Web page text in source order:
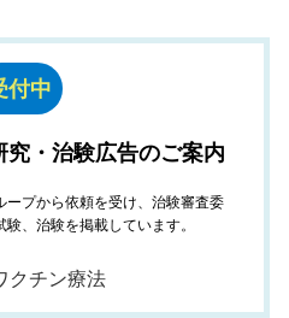
付中
・治験広告のご案内
プから依頼を受け、治験審査委
、治験を掲載しています。